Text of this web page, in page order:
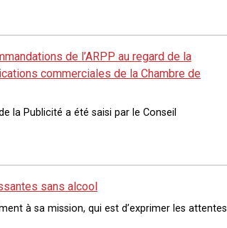
de l’ARPP au regard de la
commerciales de la Chambre de
la Publicité a été saisi par le Conseil
sans alcool
à sa mission, qui est d’exprimer les attentes